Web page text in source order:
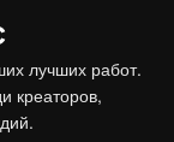
лучших работ.
креаторов,